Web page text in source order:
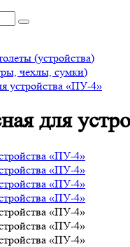
(устройства)
чехлы, сумки)
устройства «ПУ-4»
для